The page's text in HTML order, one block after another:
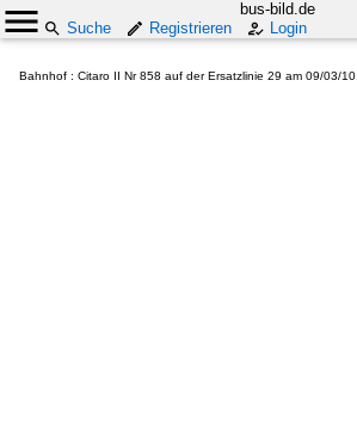
bus-bild.de
Suche
Registrieren Login
Bahnhof : Citaro II Nr 858 auf der Ersatzlinie 29 am 09/03/10.